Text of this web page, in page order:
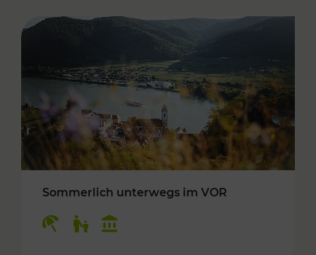
Sommerlich unterwegs im VOR